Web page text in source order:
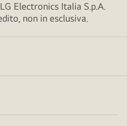
Electronics Italia S.p.A.
non in esclusiva.